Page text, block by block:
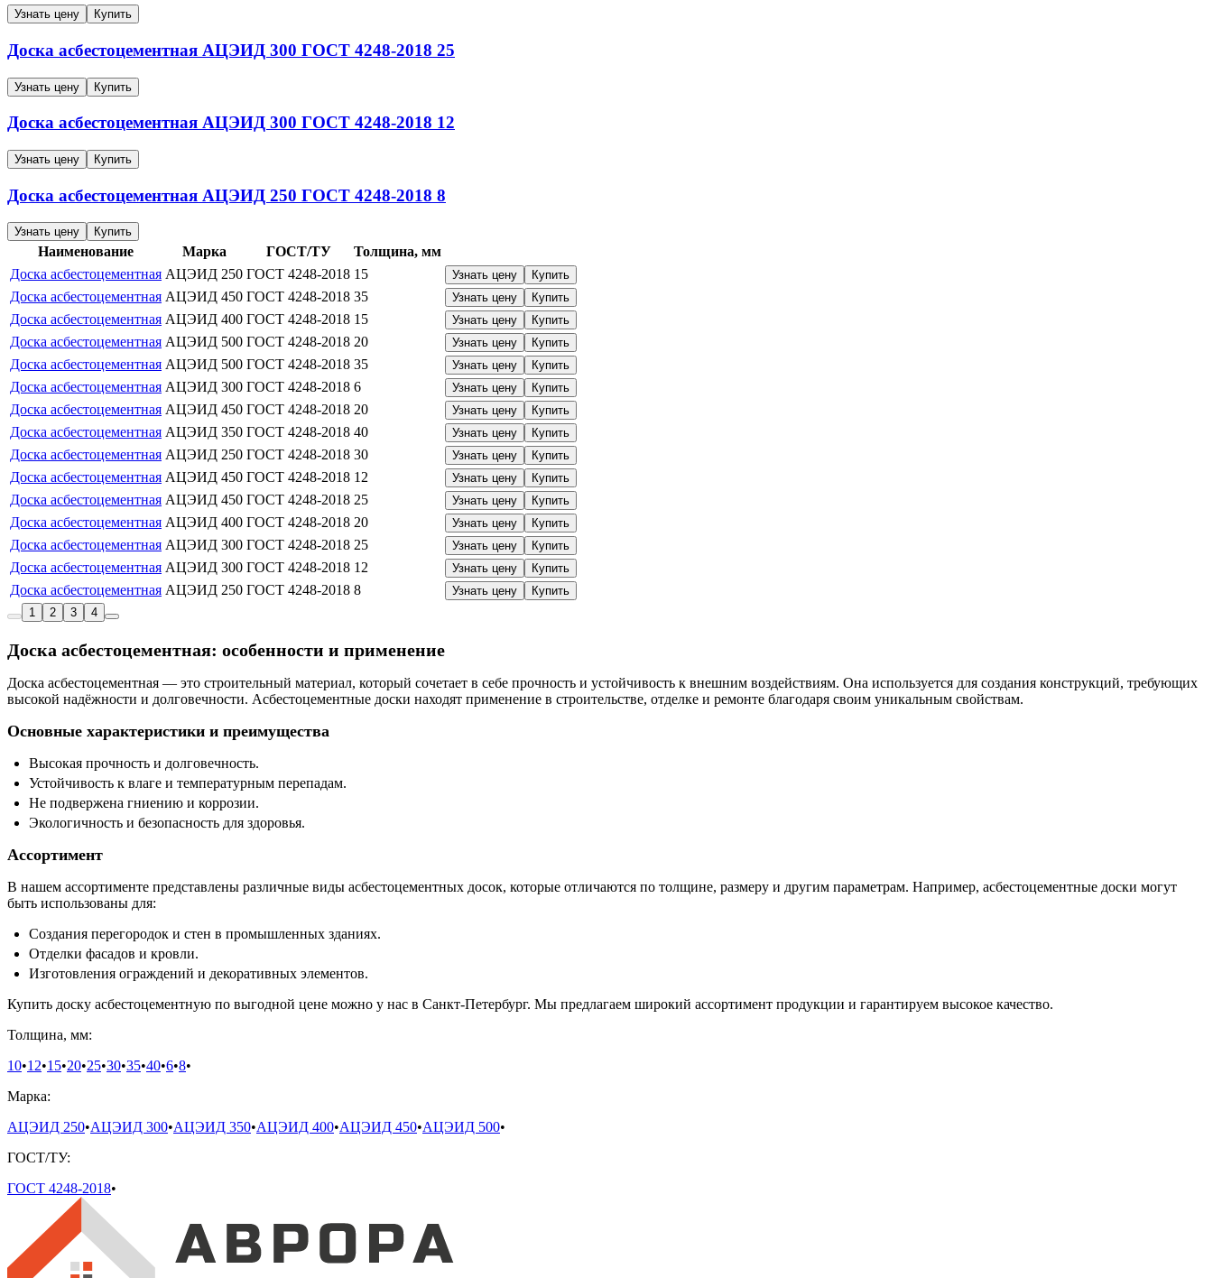
Узнать цену Купить
Доска асбестоцементная АЦЭИД 300 ГОСТ 4248-2018 25
Узнать цену Купить
Доска асбестоцементная АЦЭИД 300 ГОСТ 4248-2018 12
Узнать цену Купить
Доска асбестоцементная АЦЭИД 250 ГОСТ 4248-2018 8
Узнать цену Купить
Наименование Марка ГОСТ/ТУ
Толщина, мм
Доска асбестоцементная АЦЭИД 250 ГОСТ 4248-2018 15 Узнать цену Купить
Доска асбестоцементная АЦЭИД 450 ГОСТ 4248-2018 35 Узнать цену Купить
Доска асбестоцементная АЦЭИД 400 ГОСТ 4248-2018 15 Узнать цену Купить
Доска асбестоцементная АЦЭИД 500 ГОСТ 4248-2018 20 Узнать цену Купить
Доска асбестоцементная АЦЭИД 500 ГОСТ 4248-2018 35 Узнать цену Купить
Доска асбестоцементная АЦЭИД 300 ГОСТ 4248-2018 6 Узнать цену Купить
Доска асбестоцементная АЦЭИД 450 ГОСТ 4248-2018 20 Узнать цену Купить
Доска асбестоцементная АЦЭИД 350 ГОСТ 4248-2018 40 Узнать цену Купить
Доска асбестоцементная АЦЭИД 250 ГОСТ 4248-2018 30 Узнать цену Купить
Доска асбестоцементная АЦЭИД 450 ГОСТ 4248-2018 12 Узнать цену Купить
Доска асбестоцементная АЦЭИД 450 ГОСТ 4248-2018 25 Узнать цену Купить
Доска асбестоцементная АЦЭИД 400 ГОСТ 4248-2018 20 Узнать цену Купить
Доска асбестоцементная АЦЭИД 300 ГОСТ 4248-2018 25 Узнать цену Купить
Доска асбестоцементная АЦЭИД 300 ГОСТ 4248-2018 12 Узнать цену Купить
Доска асбестоцементная АЦЭИД 250 ГОСТ 4248-2018 8 Узнать цену
Купить
1
2 3 4
Доска асбестоцементная: особенности и применение
Доска асбестоцементная — это строительный материал, который сочетает в себе прочность и устойчивость к внешним воздействиям. Она используется для создания конструкций, требующих
высокой надёжности и долговечности. Асбестоцементные доски находят применение в строительстве, отделке и ремонте благодаря своим уникальным свойствам.
Основные характеристики и преимущества
Высокая прочность и долговечность.
Устойчивость к влаге и температурным перепадам.
Не подвержена гниению и коррозии.
Экологичность и безопасность для здоровья.
Ассортимент
В нашем ассортименте представлены различные виды асбестоцементных досок, которые отличаются по толщине, размеру и другим параметрам. Например, асбестоцементные доски могут
быть использованы для:
Создания перегородок и стен в промышленных зданиях.
Отделки фасадов и кровли.
Изготовления ограждений и декоративных элементов.
Купить доску асбестоцементную по выгодной цене можно у нас в Санкт-Петербург. Мы предлагаем широкий ассортимент продукции и гарантируем высокое качество.
Толщина, мм:
10•12•15•20•25•30•35•40•6•8•
Марка:
АЦЭИД 250•АЦЭИД 300•АЦЭИД 350•АЦЭИД 400•АЦЭИД 450•АЦЭИД 500•
ГОСТ/ТУ:
ГОСТ 4248-2018•